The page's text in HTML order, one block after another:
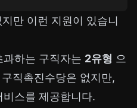
만 이런 지원이 있습니
과하는 구직자는 2유형 으
직촉진수당은 없지만,
스를 제공합니다.